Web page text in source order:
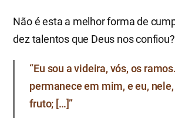
Não é esta a melhor forma de
dez talentos que Deus nos confiou?
“Eu sou a videira, vós, os
permanece em mim, e eu,
fruto; […]”